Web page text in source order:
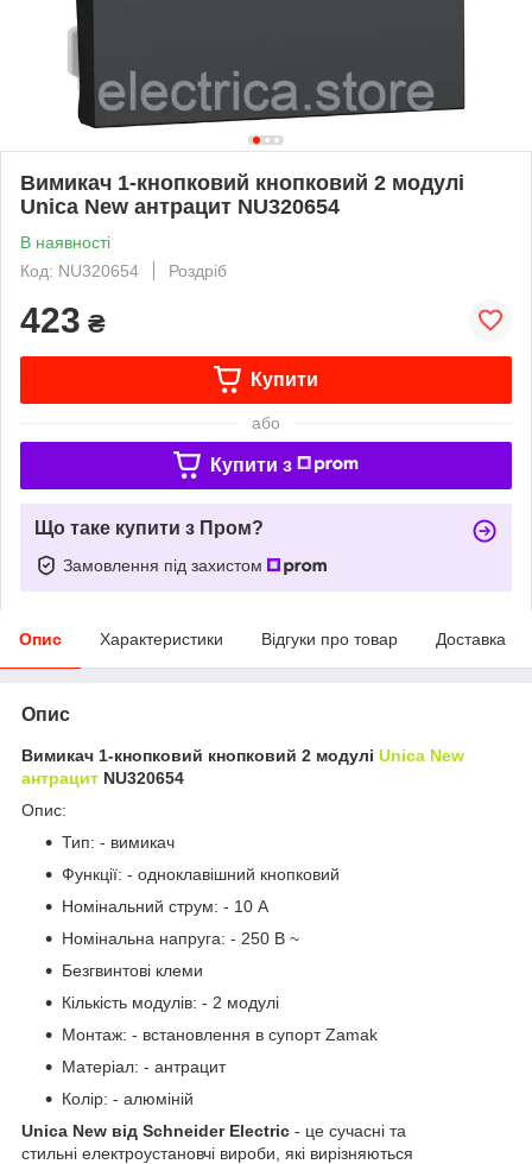
Вимикач 1-кнопковий кнопковий 2 модулі
Unica New антрацит NU320654
В наявності
Код: NU320654
Роздріб
423 ₴
Купити
або
Купити з
Що таке купити з Пром?
Замовлення під захистом
Опис Характеристики Відгуки про товар Доставка
Опис
Вимикач 1-кнопковий кнопковий 2 модулі Unica New
антрацит NU320654
Опис:
Тип: - вимикач
Функції: - одноклавішний кнопковий
Номінальний струм: - 10 A
Номінальна напруга: - 250 В ~
Безгвинтові клеми
Кількість модулів: - 2 модулі
Монтаж: - встановлення в супорт Zamak
Матеріал: - антрацит
Колір: - алюміній
Unica New від Schneider Electric - це сучасні та
стильні електроустановчі вироби, які вирізняються